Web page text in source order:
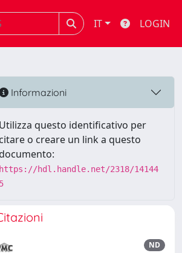
IT LOGIN
Informazioni
Utilizza questo identificativo per
citare o creare un link a questo
documento:
https://hdl.handle.net/2318/14144
5
ND